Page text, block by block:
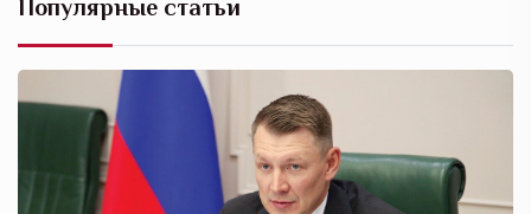
Популярные статьи